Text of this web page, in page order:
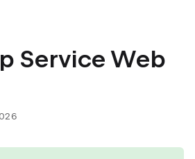
Service Web